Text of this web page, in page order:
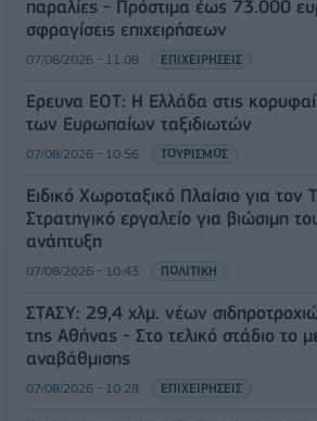
παραλίες - Πρόστιμα έως 73.000
σφραγίσεις επιχειρήσεων
07/08/2026 - 11:08 ΕΠΙΧΕΙΡΗΣΕΙΣ
Έρευνα ΕΟΤ: Η Ελλάδα στις
των Ευρωπαίων ταξιδιωτών
07/08/2026 - 10:56 ΤΟΥΡΙΣΜΟΣ
Ειδικό Χωροταξικό Πλαίσιο για τον
Στρατηγικό εργαλείο για βιώσιμη
ανάπτυξη
07/08/2026 - 10:43 ΠΟΛΙΤΙΚΗ
ΣΤΑΣΥ: 29,4 χλμ. νέων
της Αθήνας - Στο τελικό στάδιο το
αναβάθμισης
07/08/2026 - 10:28 ΕΠΙΧΕΙΡΗΣΕΙΣ